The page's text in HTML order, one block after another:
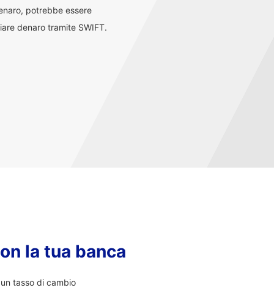
potrebbe essere
denaro tramite SWIFT.
la tua banca
tasso di cambio